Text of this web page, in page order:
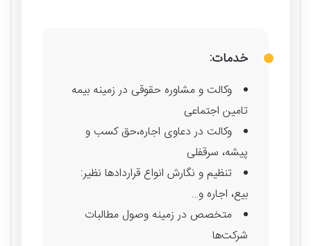
خدمات:
وکالت و مشاوره حقوقی در زمینه بیمه
تامین اجتماعی
وکالت در دعاوی اجاره،حق کسب و
پیشه، سرقفلی
تنظیم و نگارش انواع قراردادها نظیر:
بیع، اجاره و…
متخصص در زمینه وصول مطالبات
شرکت‌ها